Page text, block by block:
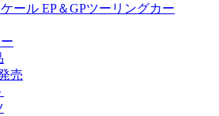
ール EP＆GPツーリングカー
売